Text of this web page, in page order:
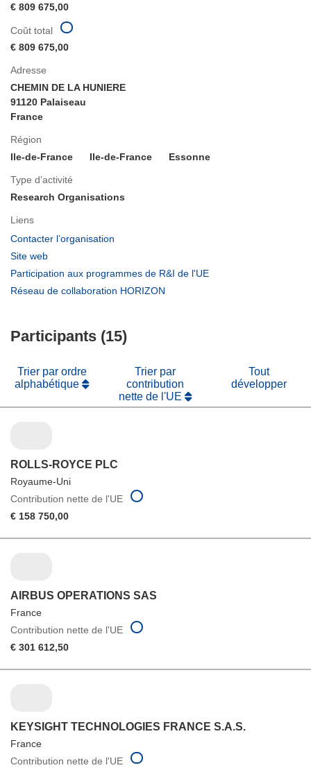
€ 809 675,00
Adresse
CHEMIN DE LA HUNIERE
91120 Palaiseau
France
Région
Ile-de-France
Ile-de-France Essonne
Type d’activité
Research Organisations
Liens
Contacter l’organisation
fenêtre)
Site web
dans
une
Participation aux programmes de R&I de l'UE
Réseau de collaboration HORIZON
Coût total
€ 809 675,00
Participants (15)
Trier par ordre
alphabétique
Trier par
contribution
nette de l'UE
Tout
développer
ROLLS-ROYCE PLC
Royaume-Uni
Contribution nette de l'UE
€ 158 750,00
AIRBUS OPERATIONS SAS
France
Contribution nette de l'UE
€ 301 612,50
KEYSIGHT TECHNOLOGIES FRANCE S.A.S.
France
Contribution nette de l'UE